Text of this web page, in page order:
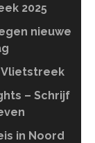
2025
nieuwe
– Schrijf
in Noord